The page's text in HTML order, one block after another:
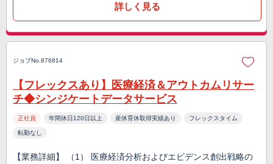
詳しく見る
ジョブNo.876814
【フレックスあり】医療経済＆アウトカムリサー
チ◆シンジケートデータサービス
正社員 年間休日120日以上 産休育休取得実績あり フレックスタイム
転勤なし
【業務詳細】 （1） 医療経済分析およびエビデンス創出戦略の